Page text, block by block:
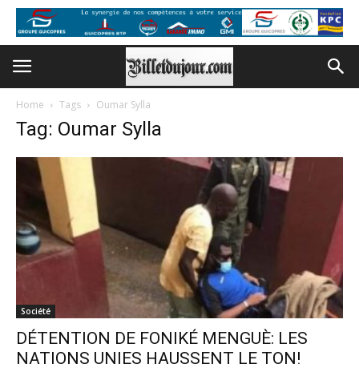
Home Tags Oumar Sylla
Tag: Oumar Sylla
Société
DÉTENTION DE FONIKÉ MENGUÈ: LES
NATIONS UNIES HAUSSENT LE TON!